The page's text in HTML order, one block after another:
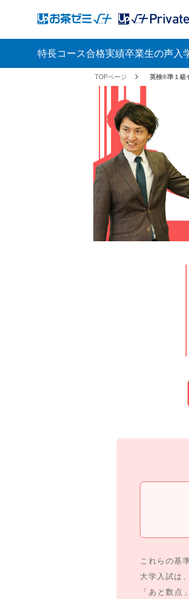
アップお茶ゼミ√＋
（ルータス）
アップお茶ゼミ√＋
PS
特長コース合格実績卒業生の声入
TOPページ 英検®準１級
これらの基
大学入試は
「あと数点